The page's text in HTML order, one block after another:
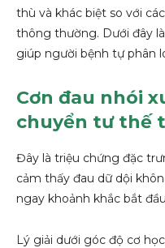
thù và khác biệt so với
thông thường. Dưới đây
giúp người bệnh tự phân
Cơn đau nhói
chuyển tư thế
Đây là triệu chứng đặc
cảm thấy đau dữ dội
ngay khoảnh khắc bắt
Lý giải dưới góc độ cơ